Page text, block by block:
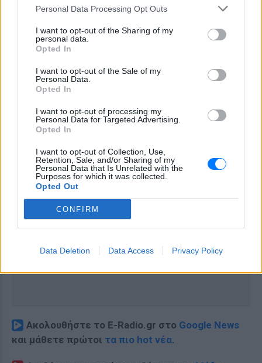
Personal Data Processing Opt Outs
I want to opt-out of the Sharing of my
personal data.
Opted In
I want to opt-out of the Sale of my
Personal Data.
Opted In
I want to opt-out of processing my
Personal Data for Targeted Advertising.
Opted In
I want to opt-out of Collection, Use,
Retention, Sale, and/or Sharing of my
Personal Data that Is Unrelated with the
Purposes for which it was collected.
Opted Out
CONFIRM
Data Deletion Data Access Privacy Policy
Ακολουθήστε το E-Radio.gr στο Google News
και μάθετε πρώτοι τα πιο hot νέα.